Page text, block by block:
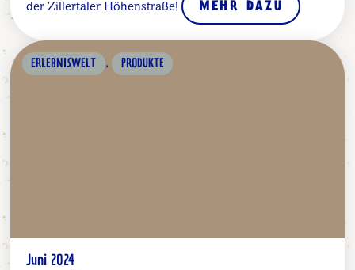
der Zillertaler Höhenstraße! MEHR DAZU
ERLEBNISWELT , PRODUKTE
Juni 2024